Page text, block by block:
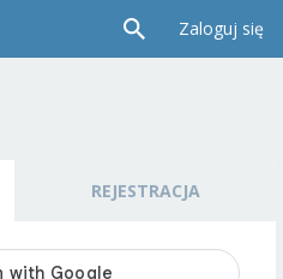
Zaloguj się
REJESTRACJA